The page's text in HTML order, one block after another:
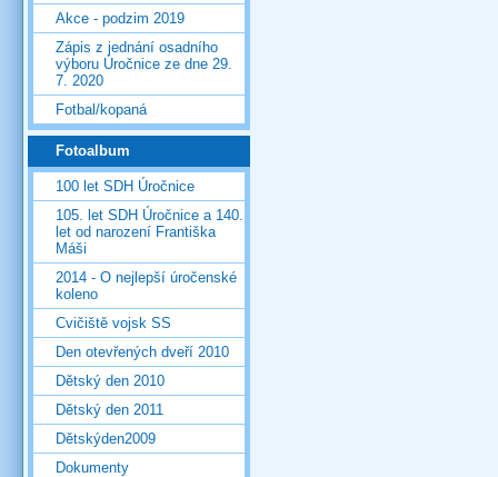
Akce - podzim 2019
Zápis z jednání osadního
výboru Úročnice ze dne 29.
7. 2020
Fotbal/kopaná
Fotoalbum
100 let SDH Úročnice
105. let SDH Úročnice a 140.
let od narození Františka
Máši
2014 - O nejlepší úročenské
koleno
Cvičiště vojsk SS
Den otevřených dveří 2010
Dětský den 2010
Dětský den 2011
Dětskýden2009
Dokumenty